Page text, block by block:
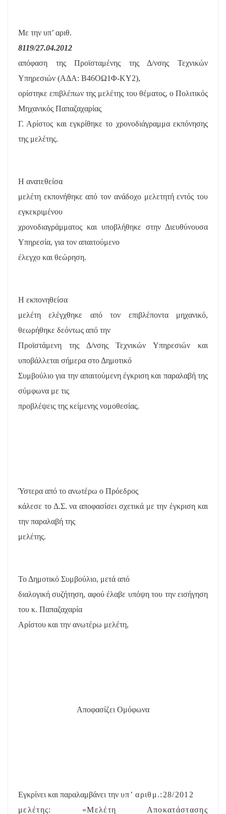
Με την υπ’ αριθ.
8119/27.04.2012
απόφαση της Προϊσταμένης της Δ/νσης Τεχνικών
Υπηρεσιών (ΑΔΑ: Β46ΟΩ1Φ-ΚΥ2),
ορίστηκε επιβλέπων της μελέτης του θέματος, ο Πολιτικός
Μηχανικός Παπαζαχαρίας
Γ. Αρίστος και εγκρίθηκε το χρονοδιάγραμμα εκπόνησης
της μελέτης.
Η ανατεθείσα
μελέτη εκπονήθηκε από τον ανάδοχο μελετητή εντός του
εγκεκριμένου
χρονοδιαγράμματος και υποβλήθηκε στην Διευθύνουσα
Υπηρεσία, για τον απαιτούμενο
έλεγχο και θεώρηση.
Η εκπονηθείσα
μελέτη ελέγχθηκε από τον επιβλέποντα μηχανικό,
θεωρήθηκε δεόντως από την
Προϊστάμενη της Δ/νσης Τεχνικών Υπηρεσιών και
υποβάλλεται σήμερα στο Δημοτικό
Συμβούλιο για την απαιτούμενη έγκριση και παραλαβή της
σύμφωνα με τις
προβλέψεις της κείμενης νομοθεσίας.
Ύστερα από το ανωτέρω ο Πρόεδρος
κάλεσε το Δ.Σ. να αποφασίσει σχετικά με την έγκριση και
την παραλαβή της
μελέτης.
Το Δημοτικό Συμβούλιο, μετά από
διαλογική συζήτηση, αφού έλαβε υπόψη του την εισήγηση
του κ. Παπαζαχαρία
Αρίστου και την ανωτέρω μελέτη,
Αποφασίζει Ομόφωνα
Εγκρίνει και παραλαμβάνει την υπ’ αριθμ.:28/2012
μελέτης: «Μελέτη Αποκατάστασης